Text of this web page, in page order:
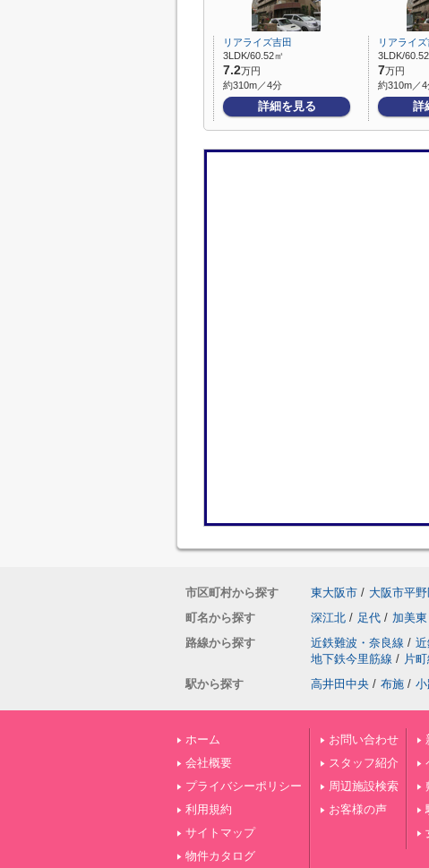
リアライズ吉田
3LDK/60.52㎡
7.2万円
約310m／4分
詳細を見る
リアライズ
3LDK/
7万円
約310m／4
詳
市区町村から探す 東大阪市 / 大阪市平
町名から探す
深江北 / 足代 / 加美東
路線から探す
近鉄難波・奈良線 /
地下鉄今里筋線 / 片
駅から探す
高井田中央 / 布施 /
ホーム
会社概要
プライバシーポリシー
利用規約
サイトマップ
物件カタログ
お問い合わせ
スタッフ紹介
周辺施設検索
お客様の声